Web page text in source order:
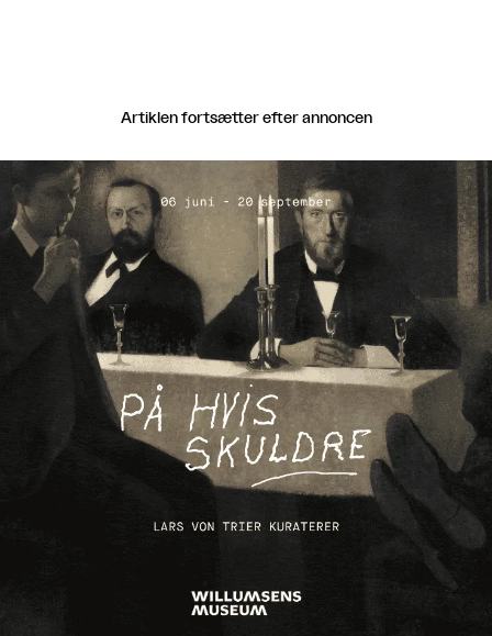
Artiklen fortsætter efter annoncen